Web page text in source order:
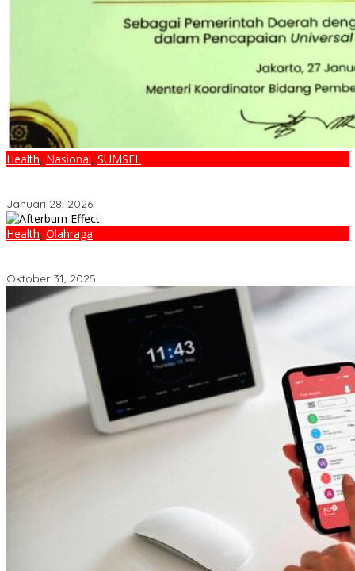
Health, Nasional, SUMSEL
Januari 28, 2026
Health, Olahraga
Oktober 31, 2025